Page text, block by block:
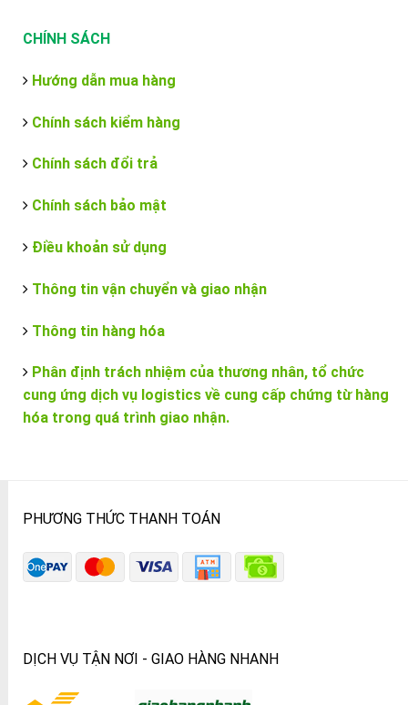
CHÍNH SÁCH
Hướng dẫn mua hàng
Chính sách kiểm hàng
Chính sách đổi trả
Chính sách bảo mật
Điều khoản sử dụng
Thông tin vận chuyển và giao nhận
Thông tin hàng hóa
Phân định trách nhiệm của thương nhân, tổ chức
cung ứng dịch vụ logistics về cung cấp chứng từ hàng
hóa trong quá trình giao nhận.
PHƯƠNG THỨC THANH TOÁN
DỊCH VỤ TẬN NƠI - GIAO HÀNG NHANH